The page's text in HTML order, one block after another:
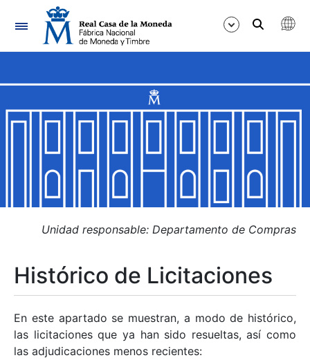
Navegación
Mostrar/Ocultar
Mostrar/Ocultar
Mostrar/Ocultar
Mostrar/Ocultar
Mostrar/Ocultar
Unidad responsable: Departamento de Compras
Histórico de Licitaciones
En este apartado se muestran, a modo de histórico,
las licitaciones que ya han sido resueltas, así como
las adjudicaciones menos recientes: